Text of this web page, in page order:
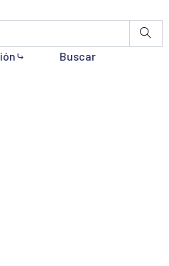
Buscar